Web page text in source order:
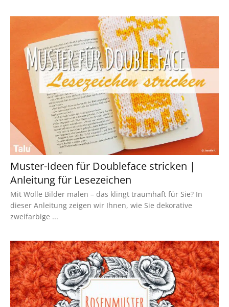
Muster-Ideen für Doubleface stricken |
Anleitung für Lesezeichen
Mit Wolle Bilder malen – das klingt traumhaft für Sie? In
dieser Anleitung zeigen wir Ihnen, wie Sie dekorative
zweifarbige ...